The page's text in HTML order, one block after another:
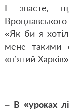
І знаєте,
«Як би я
мене
«п’ятий
– В «уроках